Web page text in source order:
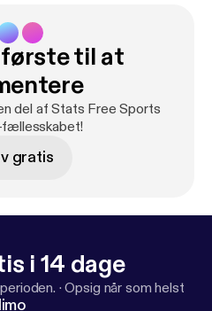
til at
del af Stats Free Sports
gratis
i 14 dage
·Opsig når som helst